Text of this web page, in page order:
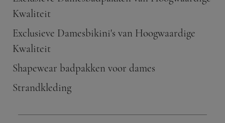
Kwaliteit
Exclusieve Damesbikini's van Hoogwaardige
Kwaliteit
Shapewear badpakken voor dames
Strandkleding